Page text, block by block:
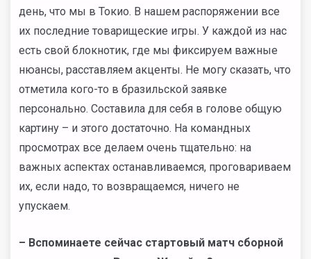
день, что мы в Токио. В нашем распоряжении все
их последние товарищеские игры. У каждой из нас
есть свой блокнотик, где мы фиксируем важные
нюансы, расставляем акценты. Не могу сказать, что
отметила кого-то в бразильской заявке
персонально. Составила для себя в голове общую
картину – и этого достаточно. На командных
просмотрах все делаем очень тщательно: на
важных аспектах останавливаемся, проговариваем
их, если надо, то возвращаемся, ничего не
упускаем.
– Вспоминаете сейчас стартовый матч сборной